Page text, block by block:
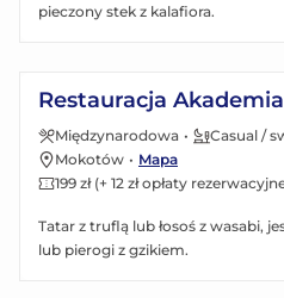
pieczony stek z kalafiora.
Restauracja Akademia
Międzynarodowa •
Casual /
Mokotów • Mapa
199 zł (+ 12 zł opłaty
Tatar z truflą lub łosoś z wasabi,
lub pierogi z gzikiem.